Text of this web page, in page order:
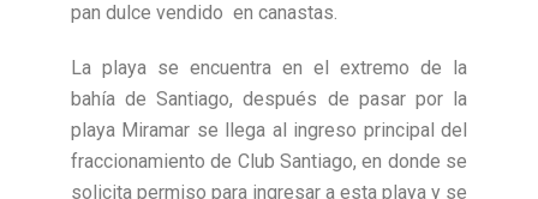
pan dulce vendido en canastas.
La playa se encuentra en el extremo de la
bahía de Santiago, después de pasar por la
playa Miramar se llega al ingreso principal del
fraccionamiento de Club Santiago, en donde se
solicita permiso para ingresar a esta playa y se